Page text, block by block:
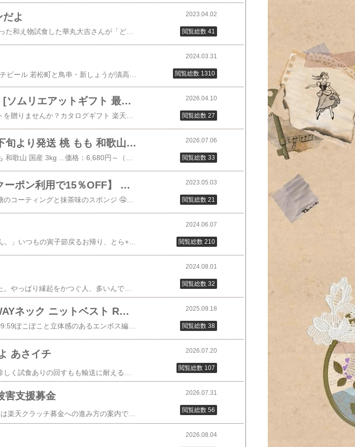
よ
先日のあさイチ、みんなゴハンだよ から春の山菜を使った和え物試食した華丸大吉さんが「どれも美味しい！」と言っていたので、これはメモっとかないと！と思いました。(お二人ともお世辞を言うタイプには見えないので)材料ウド 120gこごみ 15本たらの芽 15個(三種のあえ物を作るのでそれぞれ三等分して使う)ウドは皮をむく💡 酢水につけ変色防止それぞれの切り方💚①すりごま塩昆布 … 5ミリ角の拍子切り💛②わさびクリームチーズ …1センチの角切り💜③にんにくホットペッパーソース …粗くきざむ※それぞれ直前まで酢水につけておく++++++++++++++++++++コゴミは根元1センチほど切っておくたらの芽の根元の周りをぐるりとむくコゴミ、たらの芽を茹でる水2Lを沸騰させ、💡水600mlの差し水をして温度を下げる2分茹でる↓優しく茹でて風味を残すザルにとり、粗熱を冷ます💚①コゴミ5本 4センチ長さに切る たらの芽5個 水気をしぼり根元を切る💛②コゴミ5本 2センチ長さに切る たらの芽5個 水気をしぼり根元を切る 💜③コゴミ5本 あらく刻む たらの芽5個 水気をしぼりあらく刻む+++++++++++++++++++++💚① 塩昆布 3g、すりごま(白)小さじ1、醤油小さじ1/2、砂糖小さじ1を混ぜ、山菜三種をあえる💛②クリームチーズ 50g、わさび(すりおろす) 5g、醤油 小さじ1/2、粉チーズ 小さじ1、クルミ(あらく刻む) 3個分(5g)を混ぜ、山菜三種をあえる💜③ホットペッパーソース小さじ1/2、ミニトマト(四つ切)4個分、すし酢大さじ1、にんにく(すりおろし)・塩・コショウ 各少々 を混ぜ、山菜三種をあえる 🐣🐥🐣🐥🐣🐥🐣🐥🐣🐥🐣🐥🐣🐥🐣🐥 横尾さんは、浜ちゃんの番組(プレバト)で俳句を作っており、年配の方にもたぶん少しは顔なじみなのではないかと思います。「 キスマイ(Kis-My-Ft2)の地味な方 」と自分でも言っちゃう謙虚な方です。好感が持てます。定期的に、みんなゴハンだよに登場するらしいです。がんばれー💪今回の3種、春の山菜か手に入るうちに作ってみたいです。 正直なところ、山菜を買いそろえ、無駄無く使いきるのは少しハードルが高い😔スーパーで、ジャストな量の、みんなゴハンだよセットを作って売り出してくれないかなぁ😅それか、番組で紹介された料理が楽しめる、「みんなゴハンだよ」カフェ、出来ないかなぁ😅😅【4/1楽天モバイルご契約者様限定！エントリーで10倍！】”たらの芽（タラノメ）” 約50g 大きさおまかせ 山菜【予約 2月以降】価格：480円（税込、送料別) (2023/4/2時点)楽天で購入魚沼産 雪国天然 地採り山ウド 1kg 深沢農園【天ぷら、酢味噌、胡麻和え、煮物、きんぴらなどに！】【山菜/地採り/天然】【採れたて新鮮な状態を産地直送】【送料無料】母の日用にも！価格：2,400円（税込、送料無料) (2023/4/2時点)楽天で購入予約天然山菜・コゴミ500g(大小バラ詰め) 4月下旬〜出荷予定※送料別(クール便)価格：1,300円（税込、送料別) (2023/4/2時点)楽天で購入#あさイチ #みんなゴハンだよ #春野菜 #山菜 #あえもの #横尾渉 最後までご覧いただき、ありがとうございました
2023.04.02
閲覧総数 41
2024.03.31
閲覧総数 1310
💝 カタログギフト 楽天1位ギフト大賞 [ソムリエアットギフト 最高級 ザ プレミアムカタログギフト ブラック シルバー ゴールド] 5900円(S-EO) 5000円コース 2026.04.10
閲覧総数 27
💚 マラソンポイント5倍【予約】 7月下旬より発送 桃 もも 和歌山 国産 3kg 2kg お中元 和歌山県産 産地直送 2026.07.06
閲覧総数 33
💗 母の日におすすめの贈り物！！ 【クーポン利用で15％OFF】 母の日 スイーツ 静岡抹茶バウムクーヘン
まだまだ間に合いますね！バウムクーヘンの周りの砂糖のコーティングと抹茶味のスポンジ 🤤🤤抹茶スイーツ 抹茶バームクーヘン 抹茶バウムクーヘン CHIYOの和 静岡抹茶 ...価格：2,160円（税込、送料無料) (2026/8/5時点)楽天で購入#母の日 #スイーツ #プレゼント #ギフト #バウムクーヘン #抹茶 最後までご覧いただき、ありがとうございました
2023.05.03
閲覧総数 21
いつもそばにいる優三あの曲しみる～😿「ねえ、皆さん。」いつもの寅子節戻るお帰り、とら++++++++++++++++++++クラッカーにジャム桂場「おかわり！」++++++++++++++++++++と、和んだ後の小橋の一言。思わず口から出た「急展開(；ﾟДﾟ)」桂場はなんとなく察していた花岡の異変桂場にプレゼントしたいセット😋人気のジャムとクラッカーのギフト【化粧箱包装】グルメ のし 内祝い おしゃれ 贈り物 食品 夏ギフト 父の日 中元 お礼 お祝い プレゼント 贈答 お返し ご挨拶 ご進物 内祝 出産 結婚 快気 誕生日 記念日 引越し 香典 法要 久世福 サンクゼール価格：1,600円（税込、送料別) (2024/6/7時点)#逆に背中を押せた穂高 #物申すトラ #はるの旧姓は直井 #悪いタヌキ(水沼)捕まる #A級戦犯余談 私、「永久戦犯」だと思ってました(汗)最後までご覧いただき、ありがとうございました 🌱 ふるさと納税で応援出来ます 🌱
2024.06.07
閲覧総数 210
最強の吉日が結婚ラッシュだったと、何かで読みました。やっぱり縁起をかつぐ人、多いんですね。大事な事ほどやっぱり縁起をかつぎたいと思う気持ち、わかります。👉👉 2024年 8月の大安カレンダー↑参考 bestcalender.jp他の吉日と重なっても、グレーの「不成就日」は避けましょう。一粒万倍びより [ 齋藤たえ ]価格：1,100円（税込、送料無料) (2024/8/1時点)ところで、縁起をかつぐとか縁起の良い日って他の国でもあるんですかね？#一粒万倍日 #大安 #どうせ行動するなら #縁起の良い日 #験担ぎ
2024.08.01
閲覧総数 32
💚 アライさんコラボ ぽこぽこ編み 2WAYネック ニットベスト ROOMコラボ
10%OFFクーポン 09月18日00:00 - 2025年09月21日09:59ぽこぽこと立体感のあるエンボス編みがかわいいベスト。Vネックとラウンドネックの前後2WAYで着回し力抜群！アライさんコラボ ぽこぽこ編み 2WAYネック ニットベスト 子供服 キッズ ト...価格：4,240円（税込、送料別) (2025/9/18時点)楽天で購入ブランド初となるインフルエンサーコラボは、大人気ママインフルエンサーのアライさんと“ぽこぽこ編みが可愛いサマーニットベスト”が完成しました！2WAYネック ニットベスト 子供服 キッズ トップス 年中使える 100cm 110cm 120cm BONJOUR SAGAN ボンジュールサガン arai ROOMコラボ最後までご覧いただき、ありがとうございました
2025.09.18
閲覧総数 38
あさイチ 2026.07.20
閲覧総数 107
害支援募金
楽天クラッチ募金令和8年熊本地震被害支援募金こちらは楽天クラッチ募金への進み方の案内です。すべて画像のみでリンクはしてません。下記の手順で実際のページへ進めます。🌱🌱🌱🌱🌱🌱🌱🌱🌱🌱🌱🌱楽天市場のトップページを下の方までスクロールして「楽天クラッチ募金」へ進む🌱🌱🌱🌱🌱🌱🌱🌱🌱🌱🌱🌱飛んだページをスクロールして「熊本地震被害支援募金」の画像をタップ(またはクリック)🌱🌱🌱🌱🌱🌱🌱🌱🌱🌱🌱🌱募金の方法を選ぶ(楽天ポイントでも募金できます)あとは手順にしたがって募金しますちなみに、お買い物でポイントを使う時は「楽天ポイント」と「楽天キャッシュ」から選択して使いますが、クラッチ募金は「楽天ポイント」のみのようです。もう少しポイント貯めてから募金します😅🌱🌱🌱🌱🌱🌱🌱🌱🌱🌱🌱🌱あわせて注意情報もチェックしておくと安心です※こちらは画像です実際のページから【注意】の情報をご確認ください#楽天クラッチ募金 #熊本地震 #応援 #募金最後までご覧いただき、ありがとうございました
2026.07.31
閲覧総数 56
2026.08.04